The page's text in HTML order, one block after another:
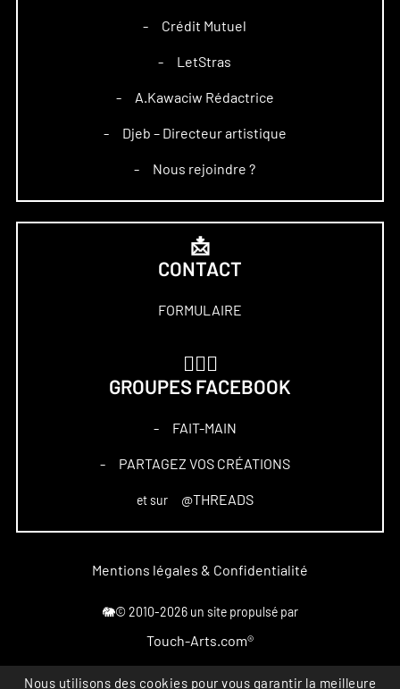
– Crédit Mutuel
– LetStras
– A.Kawaciw Rédactrice
– Djeb – Directeur artistique
– Nous rejoindre ?
📩
CONTACT
FORMULAIRE
GROUPES FACEBOOK
– FAIT-MAIN
– PARTAGEZ VOS CRÉATIONS
et sur @THREADS
Mentions légales & Confidentialité
🐘© 2010-2026 un site propulsé par
Touch-Arts.com®
Marque déposée
Nous utilisons des cookies pour vous garantir la meilleure